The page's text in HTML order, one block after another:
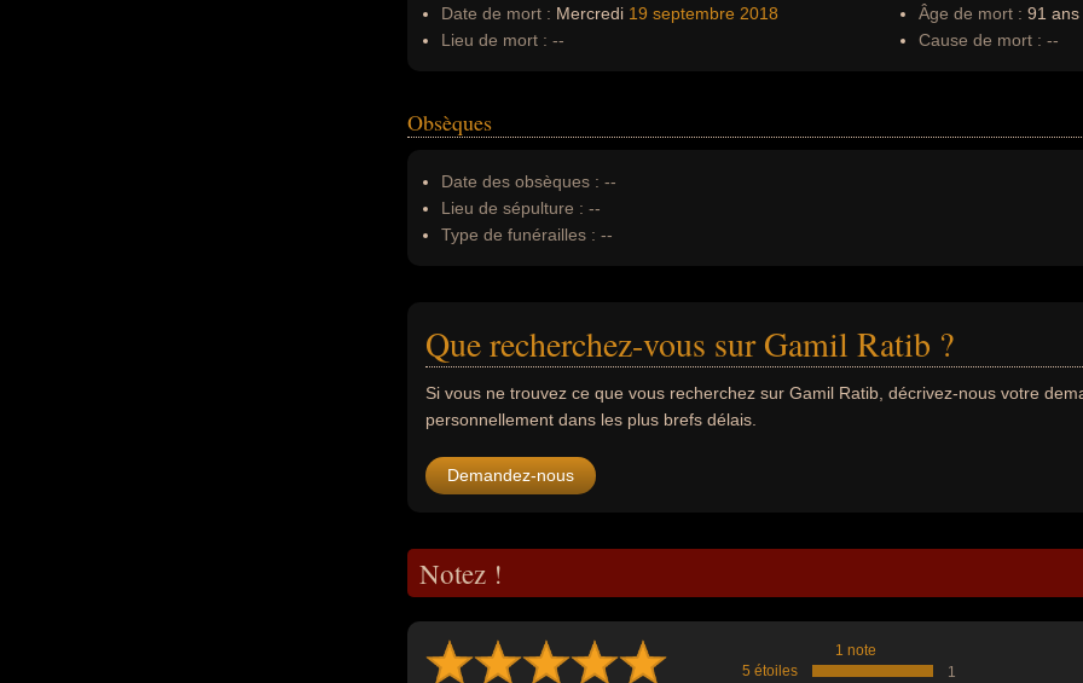
Date de mort : Mercredi 19 septembre 2018
Lieu de mort : --
Âge de mort : 91 ans
Cause de mort : --
Obsèques
Date des obsèques : --
Lieu de sépulture : --
Type de funérailles : --
Que recherchez-vous sur Gamil Ratib ?
Si vous ne trouvez ce que vous recherchez sur Gamil Ratib, décrivez-nous votre
personnellement dans les plus brefs délais.
Demandez-nous
Notez !
1 note
5 étoiles
1